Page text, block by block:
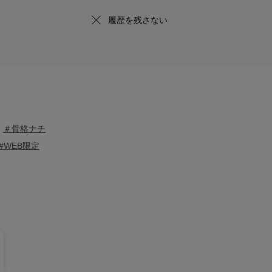
履歴を残さない
＃骨格ナチ
限定